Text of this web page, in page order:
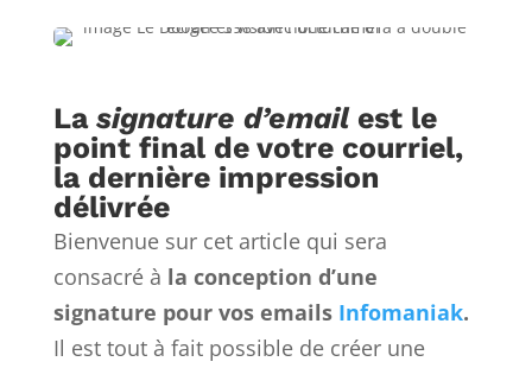
La signature d’emailest le
point final de votre courriel,
la dernière impression
délivrée
Bienvenue sur cet article qui sera
consacré à la conception d’une
signature pour vos emails Infomaniak.
Il est tout à fait possible de créer une